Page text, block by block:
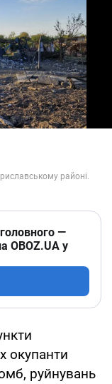
—
OBOZ.UA у
окупанти
руйнувань